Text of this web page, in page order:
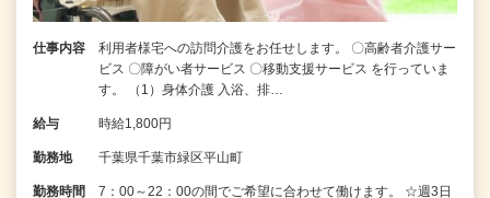
仕事内容
利用者様宅への訪問介護をお任せします。 〇高齢者介護サー
ビス 〇障がい者サービス 〇移動支援サービス を行っていま
す。 （1）身体介護 入浴、排…
給与 時給1,800円
勤務地 千葉県千葉市緑区平山町
勤務時間
7：00～22：00の間でご希望に合わせて働けます。 ☆週3日